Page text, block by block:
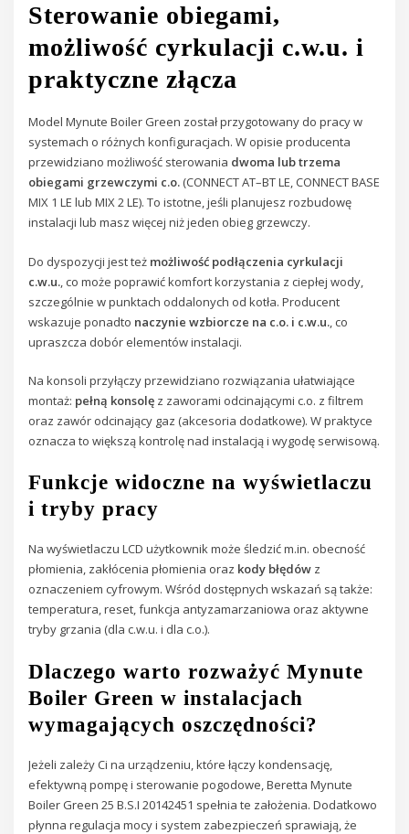
Sterowanie obiegami,
możliwość cyrkulacji c.w.u. i
praktyczne złącza
Model Mynute Boiler Green został przygotowany do pracy w
systemach o różnych konfiguracjach. W opisie producenta
przewidziano możliwość sterowania dwoma lub trzema
obiegami grzewczymi c.o. (CONNECT AT–BT LE, CONNECT BASE
MIX 1 LE lub MIX 2 LE). To istotne, jeśli planujesz rozbudowę
instalacji lub masz więcej niż jeden obieg grzewczy.
Do dyspozycji jest też możliwość podłączenia cyrkulacji
c.w.u., co może poprawić komfort korzystania z ciepłej wody,
szczególnie w punktach oddalonych od kotła. Producent
wskazuje ponadto naczynie wzbiorcze na c.o. i c.w.u., co
upraszcza dobór elementów instalacji.
Na konsoli przyłączy przewidziano rozwiązania ułatwiające
montaż: pełną konsolę z zaworami odcinającymi c.o. z filtrem
oraz zawór odcinający gaz (akcesoria dodatkowe). W praktyce
oznacza to większą kontrolę nad instalacją i wygodę serwisową.
Funkcje widoczne na wyświetlaczu
i tryby pracy
Na wyświetlaczu LCD użytkownik może śledzić m.in. obecność
płomienia, zakłócenia płomienia oraz kody błędów z
oznaczeniem cyfrowym. Wśród dostępnych wskazań są także:
temperatura, reset, funkcja antyzamarzaniowa oraz aktywne
tryby grzania (dla c.w.u. i dla c.o.).
Dlaczego warto rozważyć Mynute
Boiler Green w instalacjach
wymagających oszczędności?
Jeżeli zależy Ci na urządzeniu, które łączy kondensację,
efektywną pompę i sterowanie pogodowe, Beretta Mynute
Boiler Green 25 B.S.I 20142451 spełnia te założenia. Dodatkowo
płynna regulacja mocy i system zabezpieczeń sprawiają, że